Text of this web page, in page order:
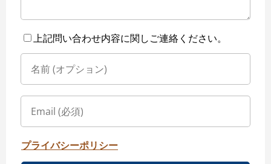
上記問い合わせ内容に関しご連絡ください。
プライバシーポリシー